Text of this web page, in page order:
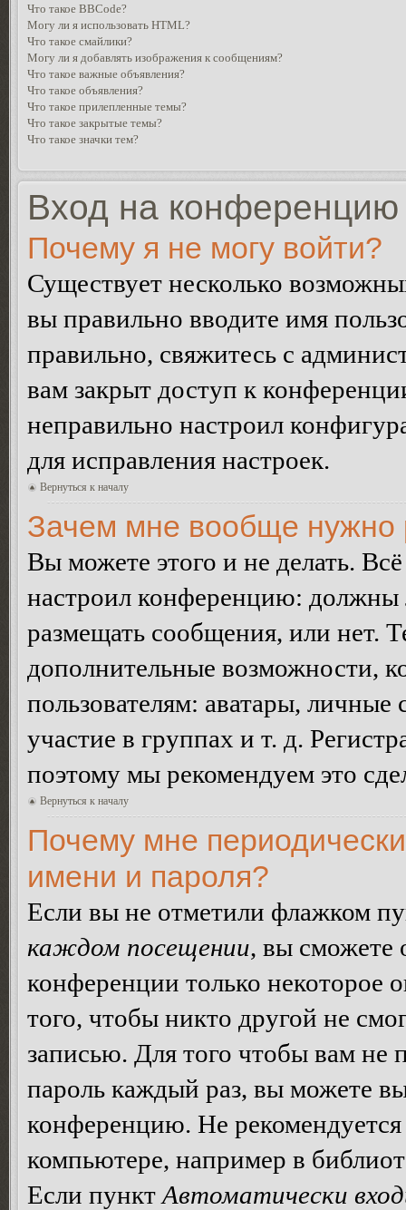
Что такое BBCode?
Могу ли я использовать HTML?
Что такое смайлики?
Могу ли я добавлять изображения к сообщениям?
Что такое важные объявления?
Что такое объявления?
Что такое прилепленные темы?
Что такое закрытые темы?
Что такое значки тем?
Вход на конференцию
Почему я не могу войти?
Существует несколько
вы правильно вводите имя
правильно, свяжитесь с
вам закрыт доступ к
неправильно настроил
для исправления настроек.
Вернуться к началу
Зачем мне вообще нужно
Вы можете этого и не делать.
настроил конференцию: должны
размещать сообщения, или нет.
дополнительные возможности,
пользователям: аватары,
участие в группах и т. д.
поэтому мы рекомендуем это
Вернуться к началу
Почему мне
имени и пароля?
Если вы не отметили флажком
каждом посещении, вы сможете
конференции только некоторое
того, чтобы никто другой не
записью. Для того чтобы вам не
пароль каждый раз, вы можете
конференцию. Не
компьютере, например в
Если пункт Автоматически